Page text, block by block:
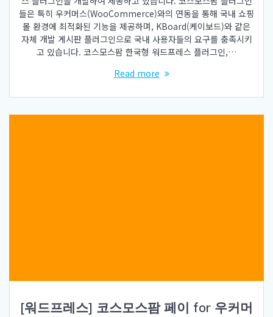
들은 특히 우커머스(WooCommerce)와의 연동을 통해 국내 쇼핑
몰 환경에 최적화된 기능을 제공하며, KBoard(케이보드)와 같은
자체 개발 게시판 플러그인으로 국내 사용자들의 요구를 충족시키
고 있습니다. 코스모스팜 한국형 워드프레스 플러그인,…
Read more
[워드프레스] 코스모스팜 페이 for 우커머